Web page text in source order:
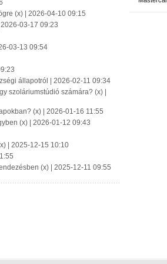
(x) | 2026-04-10 09:15
03-17 09:23
03-13 09:54
állapotról | 2026-02-11 09:34
szoláriumstúdió számára? (x) |
(x) | 2026-01-16 11:55
(x) | 2026-01-12 09:43
| 2025-12-15 10:10
(x) | 2025-12-11 09:55